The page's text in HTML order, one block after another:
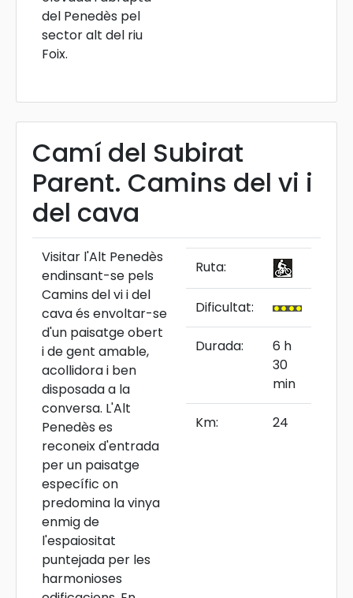
del Penedès pel
sector alt del riu
Foix.
Camí del Subirat
Parent. Camins del vi i
del cava
Visitar l'Alt Penedès
endinsant-se pels
Camins del vi i del
cava és envoltar-se
d'un paisatge obert
i de gent amable,
acollidora i ben
disposada a la
conversa. L'Alt
Penedès es
reconeix d'entrada
per un paisatge
específic on
predomina la vinya
enmig de
l'espaiositat
puntejada per les
harmonioses
Ruta:
Dificultat:
Durada:
6 h
30
min
Km: 24